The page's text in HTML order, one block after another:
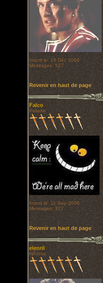
Inscrit le: 16 Déc 2006
Messages: 527
Revenir en haut de page
Falco
Paladin
Inscrit le: 11 Sep 2006
Messages: 372
Revenir en haut de page
elenril
HÃ©ros